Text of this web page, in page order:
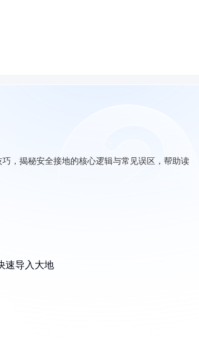
，揭秘安全接地的核心逻辑与常见误区，帮助读
速导入大地